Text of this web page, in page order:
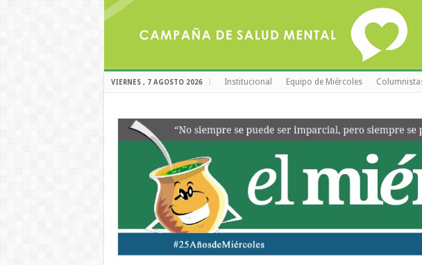
VIERNES , 7 AGOSTO 2026 Institucional Equipo de Miércoles